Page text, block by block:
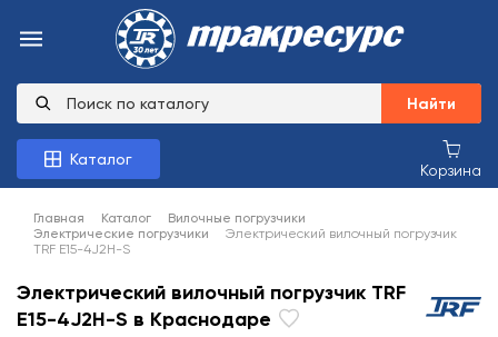
Найти
Каталог
Корзина
Главная Каталог
Вилочные погрузчики
Электрические погрузчики
Электрический вилочный погрузчик
TRF E15-4J2H-S
Электрический вилочный погрузчик TRF
E15-4J2H-S в Краснодаре